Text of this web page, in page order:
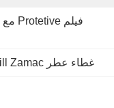
غطاء عطر Non Spill Zamac